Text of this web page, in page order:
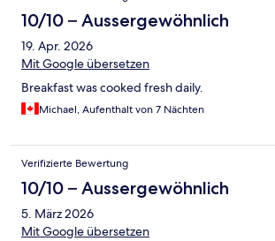
10/10 – Aussergewöhnlich
19. Apr. 2026
Mit Google übersetzen
Breakfast was cooked fresh daily.
Michael, Aufenthalt von 7 Nächten
Verifizierte Bewertung
10/10 – Aussergewöhnlich
5. März 2026
Mit Google übersetzen